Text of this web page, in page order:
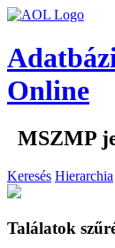
Online
MSZMP
Keresés Hierarchia
Találatok